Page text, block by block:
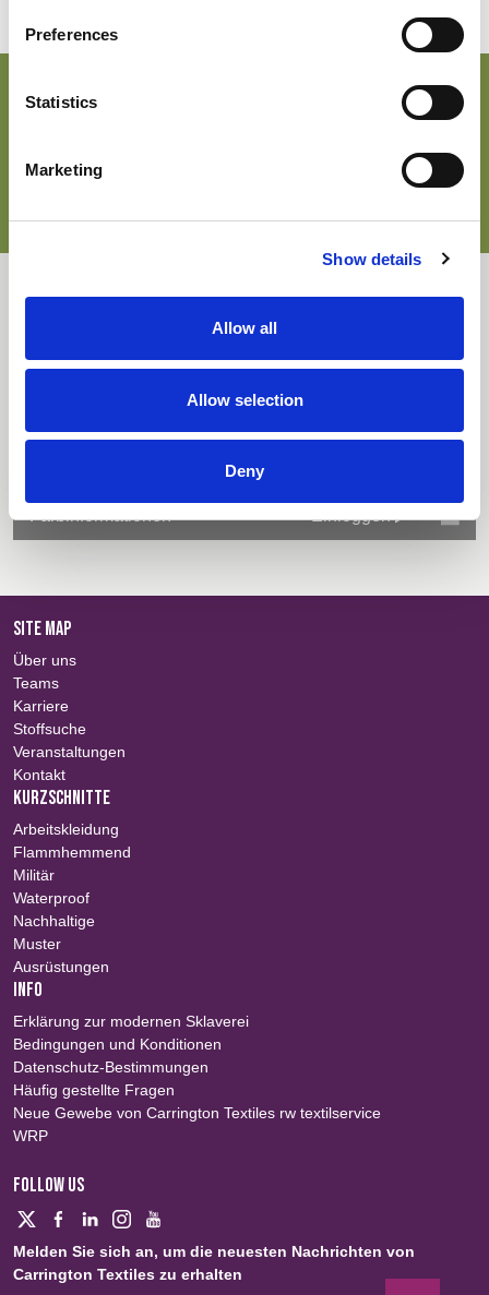
Preferences
Statistics
Marketing
Show details
Allow all
Allow selection
Deny
Hauptmerkmale & Akkreditierungen
Wichtige Merkmale
Downloads
Alles auswählen Einloggen
Technische Informationen
Farbinformationen Einloggen
SITE MAP
Über uns
Teams
Karriere
Stoffsuche
Veranstaltungen
Kontakt
KURZSCHNITTE
Arbeitskleidung
Flammhemmend
Militär
Waterproof
Nachhaltige
Muster
Ausrüstungen
INFO
Erklärung zur modernen Sklaverei
Bedingungen und Konditionen
Datenschutz-Bestimmungen
Häufig gestellte Fragen
Neue Gewebe von Carrington Textiles rw textilservice
WRP
FOLLOW US
Melden Sie sich an, um die neuesten Nachrichten von
Carrington Textiles zu erhalten